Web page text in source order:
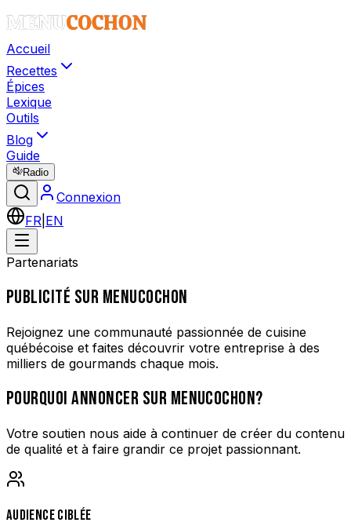
Accueil
Recettes
Épices
Lexique
Outils
Blog
Guide
Radio
Connexion
FR EN
Partenariats
PUBLICITÉ SUR MENUCOCHON
Rejoignez une communauté passionnée de cuisine
québécoise et faites découvrir votre entreprise à des
milliers de gourmands chaque mois.
POURQUOI ANNONCER SUR MENUCOCHON?
Votre soutien nous aide à continuer de créer du contenu
de qualité et à faire grandir ce projet passionnant.
AUDIENCE CIBLÉE